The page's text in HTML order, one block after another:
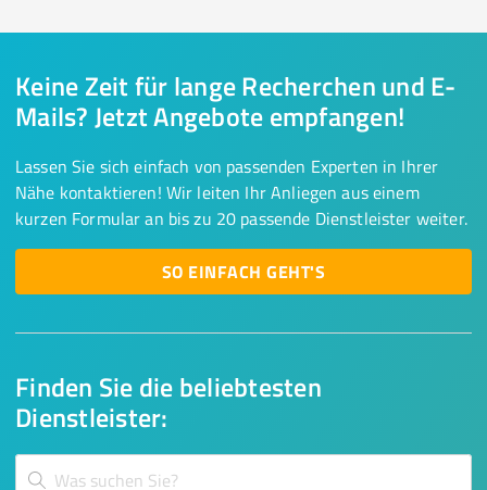
Finden Sie die beliebtesten
Dienstleister:
Keine Zeit für lange Recherchen und E-
Mails? Jetzt Angebote empfangen!
Lassen Sie sich einfach von passenden Experten in Ihrer
Nähe kontaktieren! Wir leiten Ihr Anliegen aus einem
kurzen Formular an bis zu 20 passende Dienstleister weiter.
SO EINFACH GEHT'S